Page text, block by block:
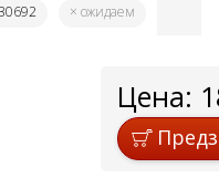
× ожидаем
Цена: